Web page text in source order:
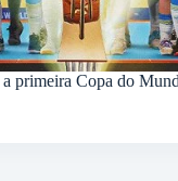
primeira Copa do